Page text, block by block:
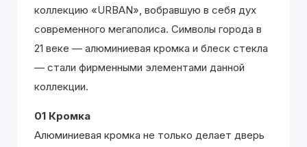
коллекцию «URBAN», вобравшую в себя дух
современного мегаполиса. Символы города в
21 веке — алюминиевая кромка и блеск стекла
— стали фирменными элементами данной
коллекции.
01 Кромка
Алюминиевая кромка не только делает дверь